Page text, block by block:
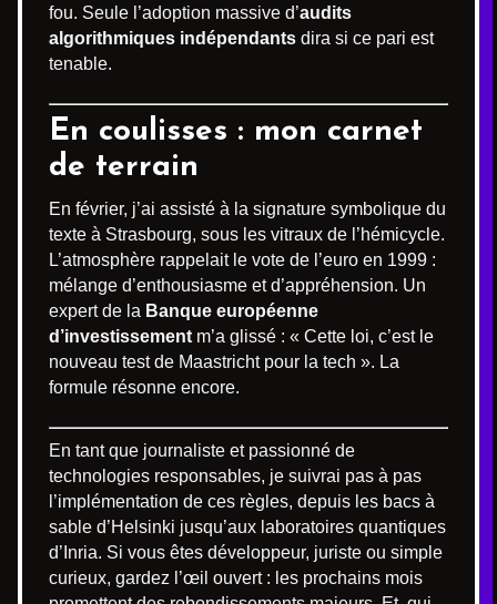
fou. Seule l’adoption massive d’audits
algorithmiques indépendants dira si ce pari est
tenable.
En coulisses : mon carnet
de terrain
En février, j’ai assisté à la signature symbolique du
texte à Strasbourg, sous les vitraux de l’hémicycle.
L’atmosphère rappelait le vote de l’euro en 1999 :
mélange d’enthousiasme et d’appréhension. Un
expert de la Banque européenne
d’investissement m’a glissé : « Cette loi, c’est le
nouveau test de Maastricht pour la tech ». La
formule résonne encore.
En tant que journaliste et passionné de
technologies responsables, je suivrai pas à pas
l’implémentation de ces règles, depuis les bacs à
sable d’Helsinki jusqu’aux laboratoires quantiques
d’Inria. Si vous êtes développeur, juriste ou simple
curieux, gardez l’œil ouvert : les prochains mois